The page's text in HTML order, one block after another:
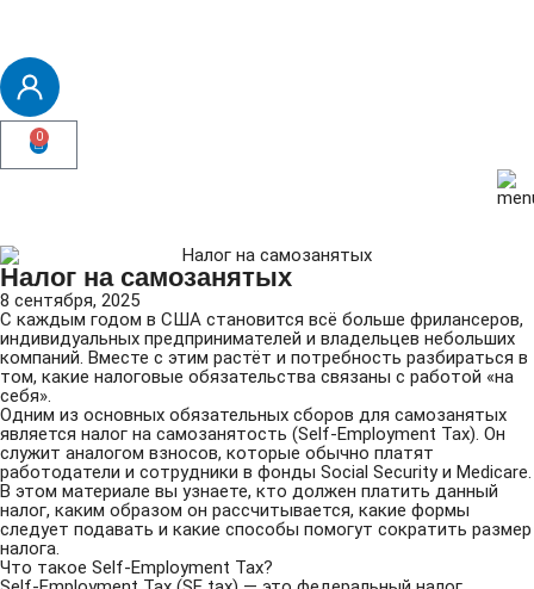
0
Налог на самозанятых
8 сентября, 2025
С каждым годом в США становится всё больше фрилансеров,
индивидуальных предпринимателей и владельцев небольших
компаний. Вместе с этим растёт и потребность разбираться в
том, какие налоговые обязательства связаны с работой «на
себя».
Одним из основных обязательных сборов для самозанятых
является налог на самозанятость (Self-Employment Tax). Он
служит аналогом взносов, которые обычно платят
работодатели и сотрудники в фонды Social Security и Medicare.
В этом материале вы узнаете, кто должен платить данный
налог, каким образом он рассчитывается, какие формы
следует подавать и какие способы помогут сократить размер
налога.
Что такое Self-Employment Tax?